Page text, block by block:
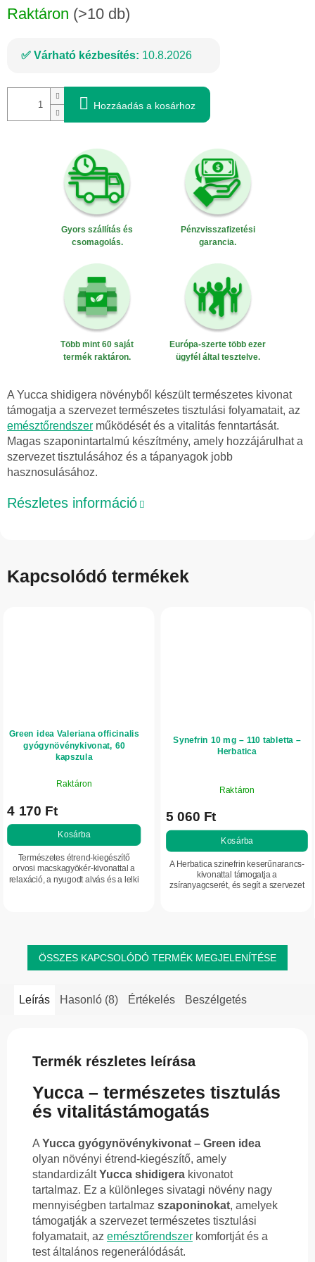
Raktáron (>10 db)
Várható kézbesítés: 10.8.2026
Hozzáadás a kosárhoz
Gyors szállítás és
csomagolás.
Pénzvisszafizetési
garancia.
Több mint 60 saját
termék raktáron.
Európa-szerte több ezer
ügyfél által tesztelve.
A Yucca shidigera növényből készült természetes kivonat
támogatja a szervezet természetes tisztulási folyamatait, az
emésztőrendszer működését és a vitalitás fenntartását.
Magas szaponintartalmú készítmény, amely hozzájárulhat a
szervezet tisztulásához és a tápanyagok jobb
hasznosulásához.
Részletes információ
Kapcsolódó termékek
Green idea Valeriana officinalis
gyógynövénykivonat, 60
kapszula
Raktáron
4 170 Ft
Kosárba
Természetes étrend-kiegészítő
orvosi macskagyökér-kivonattal a
relaxáció, a nyugodt alvás és a lelki
Synefrin 10 mg – 110 tabletta –
Herbatica
Raktáron
5 060 Ft
Kosárba
A Herbatica szinefrin keserűnarancs-
kivonattal támogatja a
zsíranyagcserét, és segít a szervezet
ÖSSZES KAPCSOLÓDÓ TERMÉK MEGJELENÍTÉSE
Leírás Hasonló (8) Értékelés Beszélgetés
Termék részletes leírása
Yucca – természetes tisztulás
és vitalitástámogatás
A Yucca gyógynövénykivonat – Green idea
olyan növényi étrend-kiegészítő, amely
standardizáltYucca shidigera kivonatot
tartalmaz. Ez a különleges sivatagi növény nagy
mennyiségben tartalmaz szaponinokat, amelyek
támogatják a szervezet természetes tisztulási
folyamatait, az emésztőrendszer komfortját és a
test általános regenerálódását.